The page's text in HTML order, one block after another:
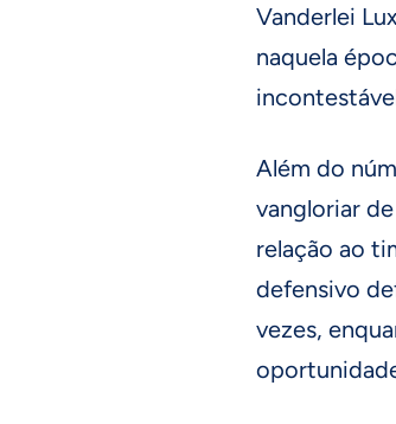
Vanderlei
naquela
Além do
vangloriar
relação ao
defensivo
vezes,